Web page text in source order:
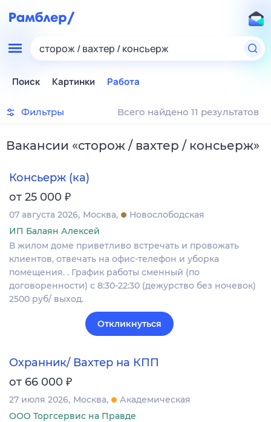
сторож / вахтер / консьерж
Поиск Картинки Работа
Фильтры Всего найдено 11 результатов
Вакансии «сторож / вахтер / консьерж»
Консьерж (ка)
от 25 000 ₽
07 августа 2026 Москва
Новослободская
ИП Балаян Алексей
В жилом доме приветливо встречать и провожать
клиентов, отвечать на офис-телефон и уборка
помещения. . График работы сменный (по
договоренности) с 8:30-22:30 (дежурство без ночевок)
2500 руб/ выход.
Откликнуться
Охранник/ Вахтер на КПП
от 66 000 ₽
27 июля 2026 Москва
Академическая
ООО Торгсервис на Правде